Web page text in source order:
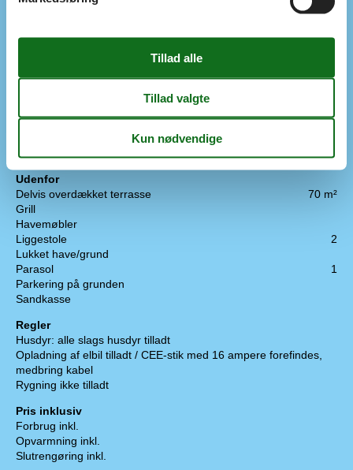
TV
Ekstra
Bordtennis
Pool/billard
Udenfor
Delvis overdækket terrasse
70 m²
Grill
Havemøbler
Liggestole
2
Lukket have/grund
Parasol
1
Parkering på grunden
Sandkasse
Regler
Husdyr: alle slags husdyr tilladt
Opladning af elbil tilladt / CEE-stik med 16 ampere forefindes,
medbring kabel
Rygning ikke tilladt
Pris inklusiv
Forbrug inkl.
Opvarmning inkl.
Slutrengøring inkl.